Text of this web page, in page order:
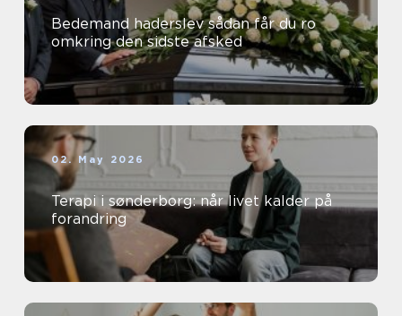
Bedemand haderslev sådan får du ro
omkring den sidste afsked
02. May 2026
Terapi i sønderborg: når livet kalder på
forandring